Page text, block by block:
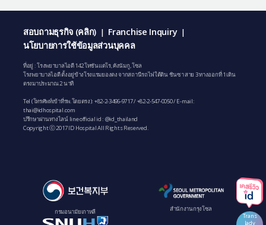
สอบถามธุรกิจ (คลิก) | Franchise Inquiry |
นโยบายการใช้ข้อมูลส่วนบุคคล
ที่อยู่ : โรงพยาบาลไอดี 142 โทซันแดโร, คังนัมกู, โซล
โรงพยาบาลไอดี ตั้งอยู่ข้างโรงแรมยองดง จากสถานีรถไฟใต้ดิน ชินซา สาย 3 ทางออกที่ 1 เดิน
ตรงมาประมาณ 2 นาที
Tel (โทรศัพท์เข้าที่รพ.โดยตรง): +82-2-3496-9717/+82-2-547-0050/ E-mail:
thai@idhospital.com
ปรึกษาผ่านทางไลน์ line official id : @id_thailand
Copyright ⓒ 2017 ID Hospital All Rights Reserved.
กรมอนามัยเกาหลี
สํานักงานกรุงโซล
Trans
lady